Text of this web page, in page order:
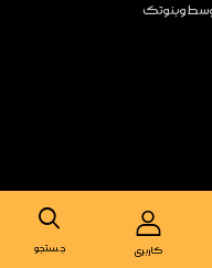
وبنوتک
کاربری جستجو